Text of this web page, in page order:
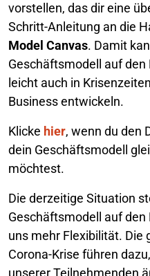
vorstellen, das dir eine
Schritt-Anleitung an die
Model Canvas. Damit
Geschäftsmodell auf
leicht auch in
Business entwickeln.
Klicke hier, wenn du den
dein Geschäftsmodell
möchtest.
Die derzeitige Situation
Geschäftsmodell auf
uns mehr Flexibilität. Die
Corona-Krise führen
unserer Teilnehmenden